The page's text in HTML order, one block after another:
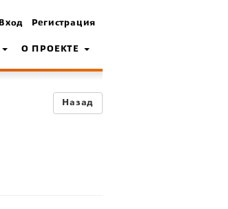
Вход Регистрация
О ПРОЕКТЕ
Назад